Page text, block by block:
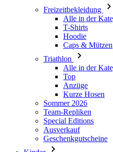
Caps & Mützen
Triathlon
Alle in der
Top
Anzüge
Kurze Hosen
Sommer 2026
Team-Repliken
Special Editions
Ausverkauf
Geschenkgutscheine
Kinder
Alle in der Kategorie
Radsport
Alle in der